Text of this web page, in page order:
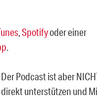
,Spotifyoder einer
.
Podcast ist aber
unterstützen und